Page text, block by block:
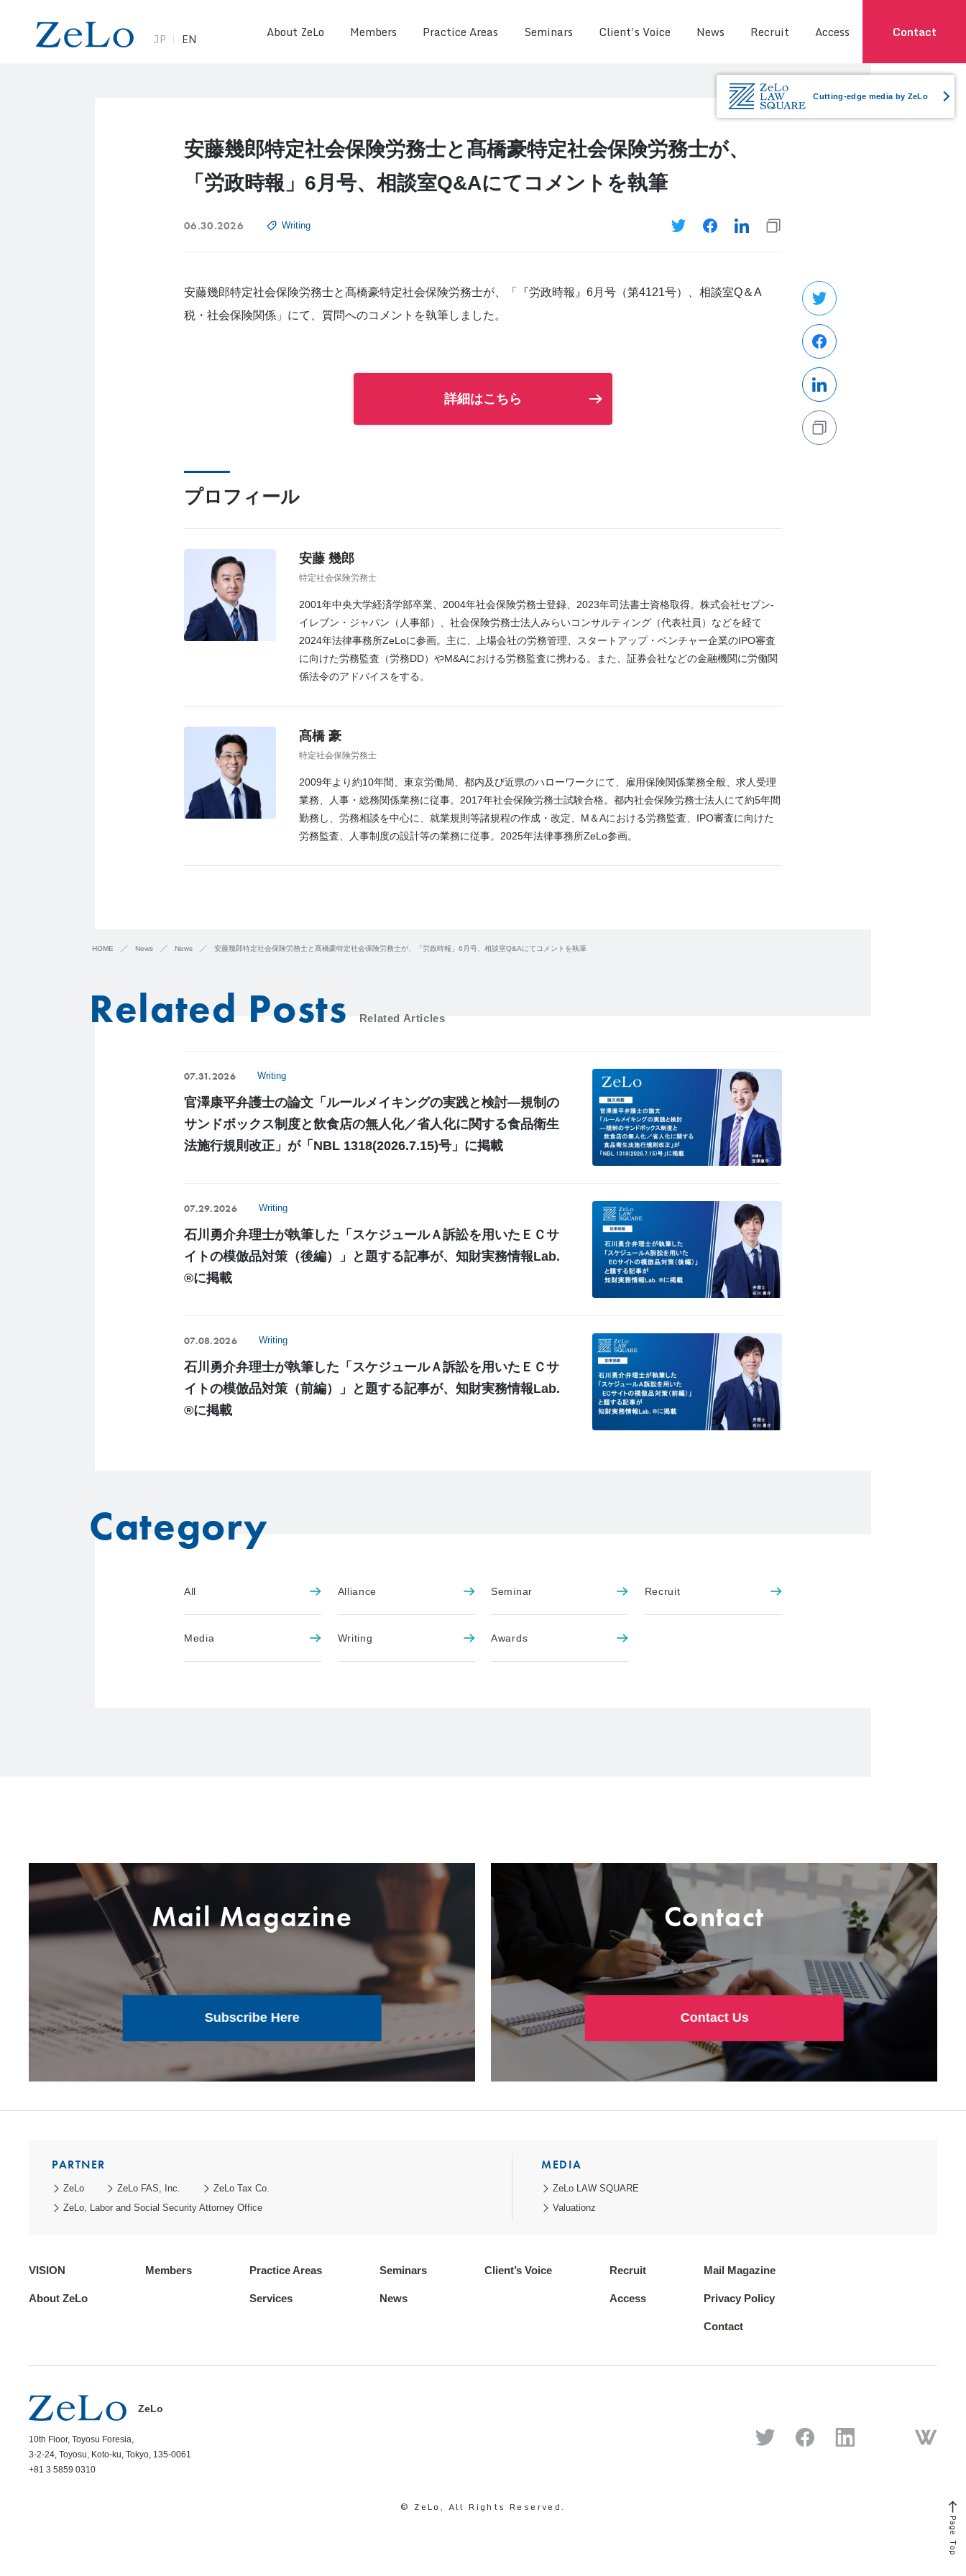
JP EN About ZeLo Members Practice Areas Seminars Client’s Voice News Recruit Access Contact
Cutting-edge media by ZeLo
安藤幾郎特定社会保険労務士と髙橋豪特定社会保険労務士が、
「労政時報」6月号、相談室Q&Aにてコメントを執筆
06.30.2026 Writing
安藤幾郎特定社会保険労務士と髙橋豪特定社会保険労務士が、「『労政時報』6月号（第4121号）、相談室Q＆A
税・社会保険関係」にて、質問へのコメントを執筆しました。
詳細はこちら
プロフィール
安藤 幾郎
特定社会保険労務士
2001年中央大学経済学部卒業、2004年社会保険労務士登録、2023年司法書士資格取得。株式会社セブン-
イレブン・ジャパン（人事部）、社会保険労務士法人みらいコンサルティング（代表社員）などを経て
2024年法律事務所ZeLoに参画。主に、上場会社の労務管理、スタートアップ・ベンチャー企業のIPO審査
に向けた労務監査（労務DD）やM&Aにおける労務監査に携わる。また、証券会社などの金融機関に労働関
係法令のアドバイスをする。
髙橋 豪
特定社会保険労務士
2009年より約10年間、東京労働局、都内及び近県のハローワークにて、雇用保険関係業務全般、求人受理
業務、人事・総務関係業務に従事。2017年社会保険労務士試験合格。都内社会保険労務士法人にて約5年間
勤務し、労務相談を中心に、就業規則等諸規程の作成・改定、M＆Aにおける労務監査、IPO審査に向けた
労務監査、人事制度の設計等の業務に従事。2025年法律事務所ZeLo参画。
HOME News News 安藤幾郎特定社会保険労務士と髙橋豪特定社会保険労務士が、「労政時報」6月号、相談室Q&Aにてコメントを執筆
Related Posts Related Articles
07.31.2026 Writing
官澤康平弁護士の論文「ルールメイキングの実践と検討―規制の
サンドボックス制度と飲食店の無人化／省人化に関する食品衛生
法施行規則改正」が「NBL 1318(2026.7.15)号」に掲載
07.29.2026 Writing
石川勇介弁理士が執筆した「スケジュールＡ訴訟を用いたＥＣサ
イトの模倣品対策（後編）」と題する記事が、知財実務情報Lab.
®に掲載
07.08.2026 Writing
石川勇介弁理士が執筆した「スケジュールＡ訴訟を用いたＥＣサ
イトの模倣品対策（前編）」と題する記事が、知財実務情報Lab.
®に掲載
Category
All Alliance Seminar Recruit
Media Writing Awards
Mail Magazine
Subscribe Here
Contact
Contact Us
PARTNER
ZeLo ZeLo FAS, Inc.
ZeLo Tax Co.
ZeLo, Labor and Social Security Attorney Office
MEDIA
ZeLo LAW SQUARE
Valuationz
VISION
About ZeLo
Members Practice Areas
Services
Seminars
News
Client’s Voice Recruit
Access
Mail Magazine
Privacy Policy
Contact
ZeLo
10th Floor, Toyosu Foresia,
3-2-24, Toyosu, Koto-ku, Tokyo, 135-0061
+81 3 5859 0310
© ZeLo, All Rights Reserved.
Page Top